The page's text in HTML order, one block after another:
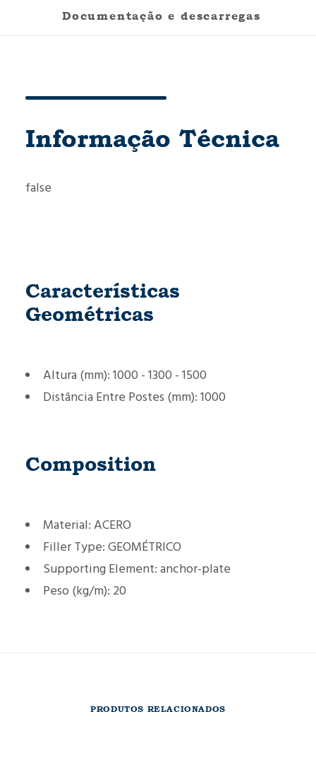
Documentação e descarregas
Informação Técnica
false
Características
Geométricas
Altura (mm): 1000 - 1300 - 1500
Distância Entre Postes (mm): 1000
Composition
Material: ACERO
Filler Type: GEOMÉTRICO
Supporting Element: anchor-plate
Peso (kg/m): 20
PRODUTOS RELACIONADOS